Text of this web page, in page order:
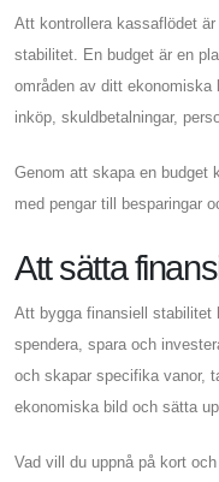
Att kontrollera kassaflödet
stabilitet. En budget är en
områden av ditt ekonomiska
inköp, skuldbetalningar,
Genom att skapa en budget
med pengar till besparingar
Att sätta
Att bygga finansiell stabilitet
spendera, spara och
och skapar specifika vanor,
ekonomiska bild och sätta
Vad vill du uppnå på kort